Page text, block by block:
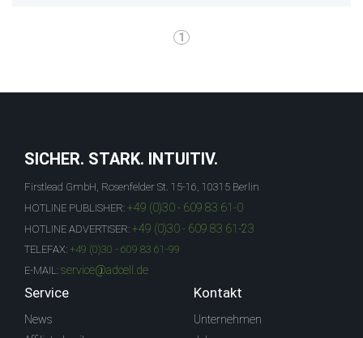
1
SICHER. STARK. INTUITIV.
Firstlead GmbH, Rosenfelder St. 15-16, 10315 Berlin
HOTLINE PUBLISHER: +49 (0)30 - 609 83 61-0
HOTLINE ADVERTISER: +49 (0)30 - 609 83 61-23
TELEFAX: +49 (0)30 - 609 83 61-99
E-MAIL: service@adcell.de
Service
News
Kontakt
Unternehmen